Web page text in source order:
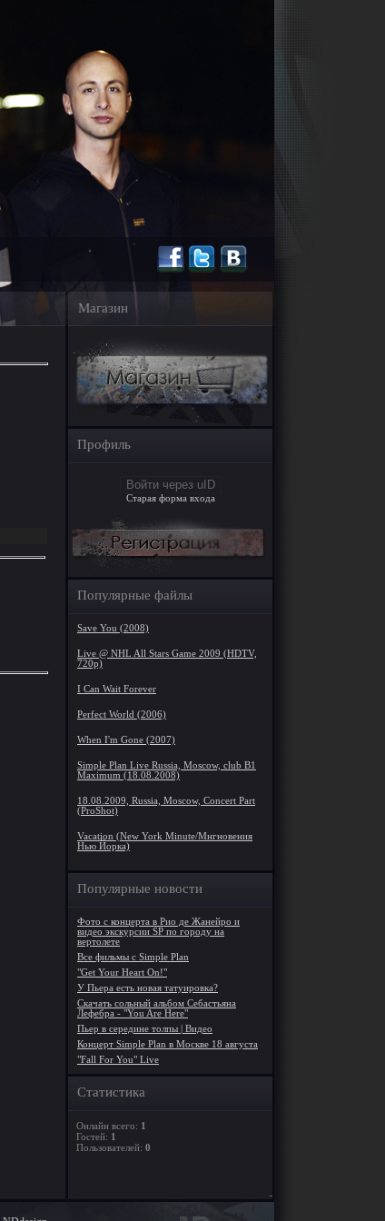
Магазин
Профиль
Войти через uID
Старая форма входа
Популярные файлы
Save You (2008)
Live @ NHL All Stars Game 2009 (HDTV,
720p)
I Can Wait Forever
Perfect World (2006)
When I'm Gone (2007)
Simple Plan Live Russia, Moscow, club B1
Maximum (18.08.2008)
18.08.2009, Russia, Moscow, Concert Part
(ProShot)
Vacation (New York Minute/Мнгновения
Нью Йорка)
Популярные новости
Фото с концерта в Рио де Жанейро и
видео экскурсии SP по городу на
вертолете
Все фильмы с Simple Plan
"Get Your Heart On!"
У Пьера есть новая татуировка?
Скачать сольный альбом Себастьяна
Лефебра - "You Are Here"
Пьер в середине толпы | Видео
Концерт Simple Plan в Москве 18 августа
"Fall For You" Live
Статистика
Онлайн всего: 1
Гостей: 1
Пользователей: 0